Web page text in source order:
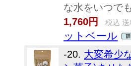
な水をいつで
1,760円
税込
ットベール
-20. 大変希少